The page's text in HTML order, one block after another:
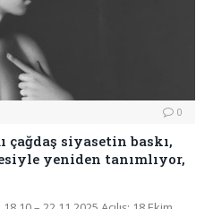
0
çağdaş siyasetin baskı,
yeniden tanımlıyor,